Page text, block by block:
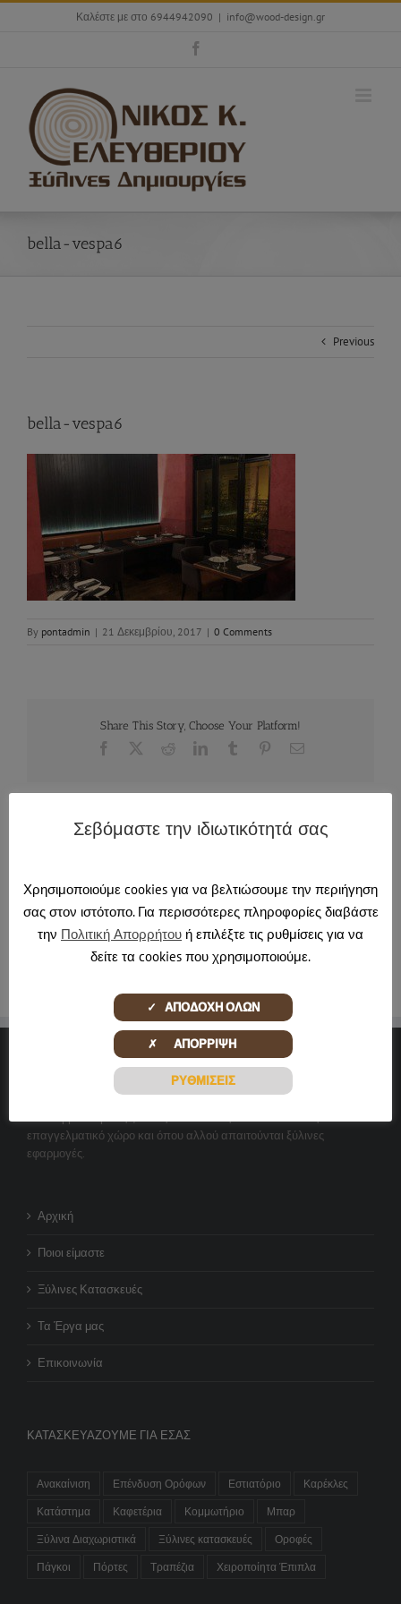
Skip
Καλέστε με στο 6944942090 | info@wood-design.gr
bella-vespa6
Previous
bella-vespa6
By pontadmin | 21 Δεκεμβρίου, 2017 | 0 Comments
Share This Story, Choose Your Platform!
Facebook RedditLinkedInTumblr PinterestEmail
ΞΎΛΙΝΕΣ ΔΗΜΙΟΥΡΓΊΕΣ
επαγγελματικό χώρο και όπου αλλού απαιτούνται ξύλινες
εφαρμογές.
Αρχική
Ποιοι είμαστε
Ξύλινες Κατασκευές
Τα Έργα μας
Επικοινωνία
ΚΑΤΑΣΚΕΥΆΖΟΥΜΕ ΓΙΑ ΕΣΆΣ
Ανακαίνιση Επένδυση Ορόφων Εστιατόριο Καρέκλες
Κατάστημα Καφετέρια Κομμωτήριο Μπαρ
Ξύλινα Διαχωριστικά Ξύλινες κατασκευές Οροφές
Πάγκοι Πόρτες Τραπέζια Χειροποίητα Έπιπλα
Σεβόμαστε την ιδιωτικότητά σας
Χρησιμοποιούμε cookies για να βελτιώσουμε την περιήγηση
σας στον ιστότοπο. Για περισσότερες πληροφορίες διαβάστε
την Πολιτική Απορρήτου ή επιλέξτε τις ρυθμίσεις για να
δείτε τα cookies που χρησιμοποιούμε.
ΡΥΘΜΙΣΕΙΣ
✓ ΑΠΟΔΟΧΗ ΟΛΩΝ
✗ ΑΠΟΡΡΙΨΗ